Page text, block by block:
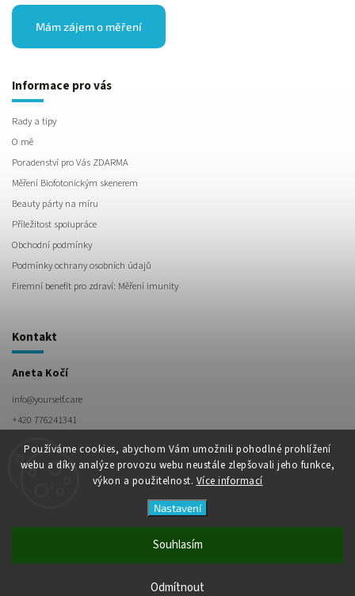
Používáme cookies, abychom Vám umožnili pohodlné prohlížení
webu a díky analýze provozu webu neustále zlepšovali jeho funkce,
výkon a použitelnost. Více informací
Nastavení
Odmítnout
Souhlasím
Mám zájem o měření
Informace pro vás
Rady a tipy
O mě
Poradenství pro Vás ZDARMA
Měření Biofotonickým skenerem
Beauty párty na míru
Příležitost spolupráce
Obchodní podmínky
Podmínky ochrany osobních údajů
Firemní benefit pro zdraví: Měření imunity
Kontakt
Aneta Kočí
info@yourself.care
+420 776241341
Shoptet| Design